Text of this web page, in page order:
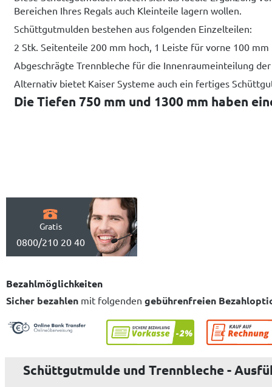
Bereichen Ihres Regals auch Kleinteile lagern wollen.
Schüttgutmulden bestehen aus folgenden Einzelteilen:
2 Stk. Seitenteile 200 mm hoch, 1 Leiste für vorne 100
Abgeschrägte Trennbleche für die Innenraumeinteilung
Alternativ bietet Kaiser Systeme auch ein fertiges
Die Tiefen 750 mm und 1300 mm haben
Gratis
0800/210 20 40
Bezahlmöglichkeiten
Sicher bezahlen mit folgenden gebührenfreien
Schüttgutmulde und Trennbleche -